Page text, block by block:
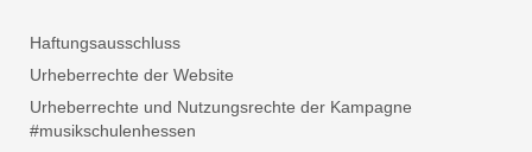
Haftungsausschluss
Urheberrechte der Website
Urheberrechte und Nutzungsrechte der Kampagne
#musikschulenhessen